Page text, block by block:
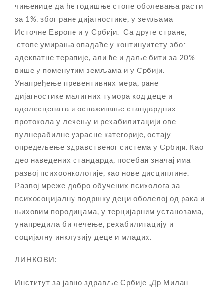
чињенице да ће годишње стопе оболевања расти
за 1%, због ране дијагностике, у земљама
Источне Европе и у Србији. Са друге стране,
стопе умирања опадаће у континуитету због
адекватне терапије, али ће и даље бити за 20%
више у поменутим земљама и у Србији.
Унапређење превентивних мера, ране
дијагностике малигних тумора код деце и
адолесцената и оснаживање стандардних
протокола у лечењу и рехабилитацији ове
вулнерабилне узрасне категорије, остају
опредељење здравственог система у Србији. Као
део наведених стандарда, посебан значај има
развој психоонкологије, као нове дисциплине.
Развој мреже добро обучених психолога за
психосоцијалну подршку деци оболелој од рака и
њиховим породицама, у терцијарним установама,
унапредила би лечење, рехабилитацију и
социјалну инклузију деце и младих.
ЛИНКОВИ:
Институт за јавно здравље Србије „Др Милан